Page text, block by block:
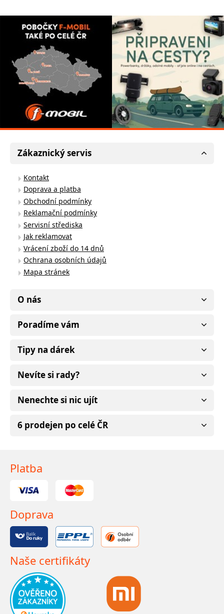
Zákaznický servis
Kontakt
Doprava a platba
Obchodní podmínky
Reklamační podmínky
Servisní střediska
Jak reklamovat
Vrácení zboží do 14 dnů
Ochrana osobních údajů
Mapa stránek
O nás
Poradíme vám
Tipy na dárek
Nevíte si rady?
Nenechte si nic ujít
6 prodejen po celé ČR
Platba
Doprava
Naše certifikáty